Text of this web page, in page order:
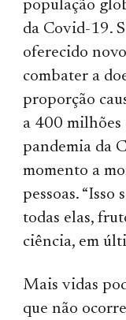
população
da Covid-19.
oferecido
combater a
proporção
a 400 milhões
pandemia da
momento a
pessoas. “Isso
todas elas,
ciência, em
Mais vidas
que não